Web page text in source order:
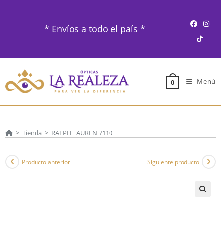
* Envíos a todo el país *
0 Menú
> Tienda > RALPH LAUREN 7110
Producto anterior Siguiente producto